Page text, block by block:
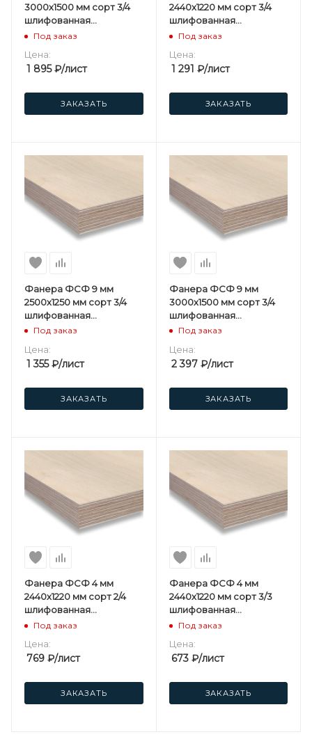
3000х1500 мм сорт 3/4
шлифованная
березовая
Под заказ
Цена:
1 895₽/лист
ЗАКАЗАТЬ
2440х1220 мм сорт 3/4
шлифованная
березовая
Под заказ
Цена:
1 291 ₽/лист
ЗАКАЗАТЬ
Фанера ФСФ 9 мм
2500х1250 мм сорт 3/4
шлифованная
березовая
Под заказ
Цена:
1 355₽/лист
ЗАКАЗАТЬ
Фанера ФСФ 9 мм
3000х1500 мм сорт 3/4
шлифованная
березовая
Под заказ
Цена:
2 397₽/лист
ЗАКАЗАТЬ
Фанера ФСФ 4 мм
2440х1220 мм сорт 2/4
шлифованная
березовая
Под заказ
Цена:
769 ₽/лист
ЗАКАЗАТЬ
Фанера ФСФ 4 мм
2440х1220 мм сорт 3/3
шлифованная
березовая
Под заказ
Цена:
673₽/лист
ЗАКАЗАТЬ